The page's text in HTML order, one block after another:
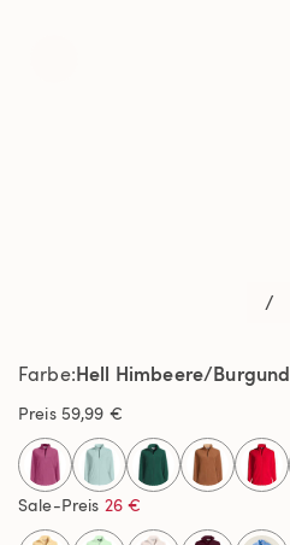
/
Farbe Hell Himbeere/Burgund
Preis 59,99 €
selected
Sale-Preis 26 €